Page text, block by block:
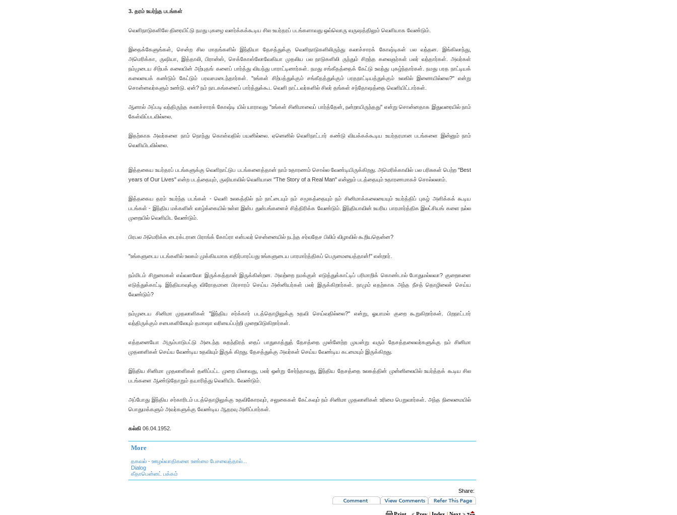
3. தரம் உயர்ந்த படங்கள்
வெளிநாடுகளிலே திரையிட்டு நமது புகழை வளர்க்கக்கூடிய சில உயர்தரப் படங்களாவது ஒவ்வொரு வருஷத்திலும் வெளியாக வேண்டும்.
இதைக்கேளுங்கள், சென்ற சில மாதங்களில் இந்தியா தேசத்துக்கு வெளிநாடுகளிலிருந்து கலாச்சாரக் கோஷ்டிகள் பல வந்தன. இங்கிலாந்து,
அமெரிக்கா, ருஷியா, இத்தாலி, பிரான்ஸ், செக்கோஸ்லோவேகியா முதலிய பல நாடுகளிலி ருந்தும் சிறந்த கலைஞர்கள் பலர் வந்தார்கள். அவர்கள்
நம்முடைய சிற்பக் கலையின் அற்புதங் களைப் பார்த்து வியந்து பாராட்டினார்கள். நமது சங்கீதத்தைக் கேட்டு உவந்து புகழ்ந்தார்கள். நமது பரத நாட்டியக்
கலையைக் கண்டும் கேட்டும் பரவசமடைந்தார்கள். ''உங்கள் சிற்பத்துக்கும் சங்கீதத்துக்கும் பரதநாட்டியத்துக்கும் உலகில் இணையில்லை?'' என்று
சொன்னவர்களும் உண்டு. ஏன்? நம் நாடகங்களைப் பார்த்துக்கூட வெளி நாட்டவர்களில் சிலர் தங்கள் சந்தோஷத்தை வெளியிட்டார்கள்.
ஆனால் அப்படி வந்திருந்த கலாச்சாரக் கோஷ்டி யில் யாராவது ''உங்கள் சினிமாவைப் பார்த்தேன், நன்றாயிருந்தது'' என்று சொன்னதாக இதுவரையில் நாம்
கேள்விப்படவில்லை.
இதற்காக அவர்களை நாம் நொந்து கொள்வதில் பயனில்லை. ஏனெனில் வெளிநாட்டார் கண்டு வியக்கக்கூடிய உயர்தரமான படங்களை இன்னும் நாம்
வெளியிடவில்லை.
இத்தகைய உயர்தரப் படங்களுக்கு வெளிநாட்டுப படங்களைத்தான் நாம் உதாரணம் சொல்ல வேண்டியிருக்கிறது. அமெரிக்காவில் பல பரிசுகள் பெற்ற ''Best
years of Our Lives" என்ற படத்தையும், ருஷியாவில் வெளியான ''The Story of a Real Man" என்னும் படத்தையும் உதாரணமாகச் சொல்லலாம்.
இத்தகைய தரம் உயர்ந்த படங்கள் - வெளி உலகத்தில் நம் நாட்டையும் நம் சமூகத்தையும் நம் சினிமாக்கலையையும் உயர்த்திப் புகழ் அளிக்கக் கூடிய
படங்கள் - இந்திய மக்களின் வாழ்க்கையில் உள்ள இன்ப துன்பங்களைச் சித்திரிக்க வேண்டும். இந்தியாவின் உயரிய பாரமார்த்திக இலட்சியங் களை நல்ல
முறையில் வெளியிட வேண்டும்.
பிரபல அமெரிக்க டைரக்டரான பிராங்க் கோப்ரா என்பவர் சென்னையில் நடந்த சர்வதேச பிலிம் விழாவில் கூறியதென்ன?
''உங்களுடைய படங்களில் உலகம் முக்கியமாக எதிர்பாரப்பது உங்களுடைய பாரமார்த்திகப் பெருமையைத்தான்!'' என்றார்.
நம்மிடம் சிறுமைகள் எவ்வளவோ இருக்கத்தான் இருக்கின்றன. அவற்றை நமக்குள் எடுத்துக்காட்டிப் பரிமாறிக் கொண்டால் போதுமல்லவா? குறைகளை
எடுத்துக்காட்டி இந்தியாவுக்கு விரோதமான பிரசாரம் செய்ய அன்னியர்கள் பலர் இருக்கிறார்கள். நாமும் எதற்காக அந்த நீசத் தொழிலைச் செய்ய
வேண்டும்?
நம்முடைய சினிமா முதலாளிகள் ''இந்திய சர்க்கார் படத்தொழிலுக்கு உதவி செய்வதில்லை?'' என்று, ஓயாமல் குறை கூறுகிறார்கள். பிறநாட்டார்
வந்திருக்கும் சபைகளிலேயும் தமாஷா வரியைப்பற்றி முறையிடுகிறார்கள்.
எத்தனையோ அரும்பாடுபட்டு அடைந்த சுதந்திரத் தைப் பாதுகாத்துத் தேசத்தை முன்னேற்ற முயன்று வரும் தேசத்தலைவர்களுக்கு நம் சினிமா
முதலாளிகள் செய்ய வேண்டிய உதவியும் இருக் கிறது. தேசத்துக்கு அவர்கள் செய்ய வேண்டிய கடமையும் இருக்கிறது.
இந்திய சினிமா முதலாளிகள் தனிப்பட்ட முறை யிலாவது, பலர் ஒன்று சேர்ந்தாவது, இந்திய தேசத்தை உலகத்தின் முன்னிலையில் உயர்த்தக் கூடிய சில
படங்களை ஆண்டுதோறும் தயாரித்து வெளியிட வேண்டும்.
அப்போது இந்திய சர்காரிடம் படத்தொழிலுக்கு உதவிகோரவும், சலுகைகள் கேட்கவும் நம் சினிமா முதலாளிகள் உரிமை பெறுவார்கள். அந்த நிலைமையில்
பொதுமக்களும் அவர்களுக்கு வேண்டிய ஆதரவு அளிப்பார்கள்.
கல்கி 06.04.1952.
More
தகவல் - ஊழல்வாதிகளை உண்மை பேசவைத்தால்...
Dialog
கீதாபென்னட் பக்கம்
Share: